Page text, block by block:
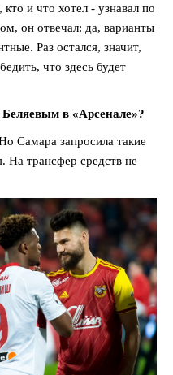
и что хотел - узнавал по
он отвечал: да, варианты
Раз остался, значит,
что здесь будет
в «Арсенале»?
Самара запросила такие
На трансфер средств не